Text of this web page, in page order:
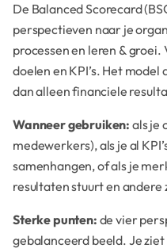
De Balanced Scorecard
perspectieven naar je
processen en leren &
doelen en KPI’s. Het
dan alleen financiele
Wanneer gebruiken: als je
medewerkers), als je al
samenhangen, of als je
resultaten stuurt en
Sterke punten: de vier
gebalanceerd beeld. Je